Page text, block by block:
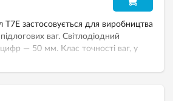
Т7Е застосовується для виробництва
ваг. Світлодіодний
— 50 мм. Клас точності ваг, у